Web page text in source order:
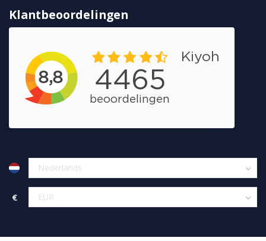
Klantbeoordelingen
€